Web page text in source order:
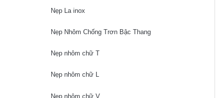
Nẹp La inox
Nẹp Nhôm Chống Trơn Bậc Thang
Nẹp nhôm chữ T
Nẹp nhôm chữ L
Nẹp nhôm chữ V